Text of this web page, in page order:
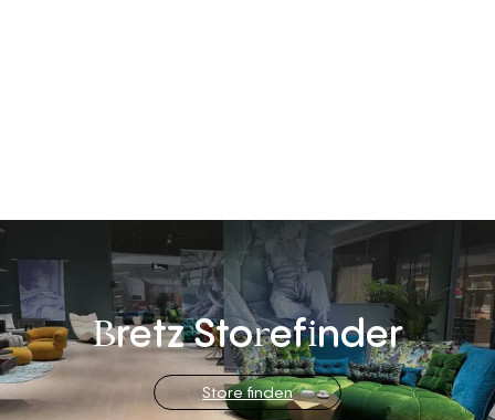
BretzStorefinder
Store finden